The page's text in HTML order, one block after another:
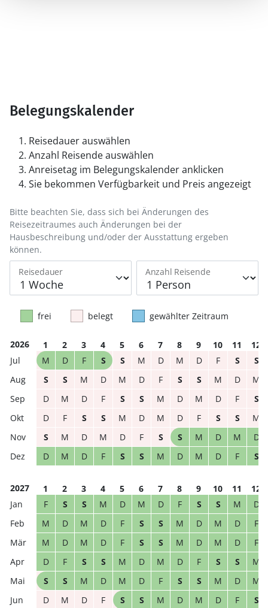
Belegungskalender
Reisedauer auswählen
Anzahl Reisende auswählen
Anreisetag im Belegungskalender anklicken
Sie bekommen Verfügbarkeit und Preis angezeigt
Reisedauer Anzahl Reisende
Bitte beachten Sie, dass sich bei Änderungen des
Reisezeitraumes auch Änderungen bei der
Hausbeschreibung und/oder der Ausstattung ergeben
können.
frei belegt gewählter Zeitraum
2026 1 2 3 4 5 6 7 8 9 10 11
12
M
D F S S M D M D F S
S
S
S M D M D F S S M D
M
D
M D F S S M D M D F
S
D
F S S M D M D F S S
M
S
M D M D F S S M D M
D
D
M D F S S M D M D F S
2027 1 2 3 4 5 6 7 8 9 10 11
12
F
S S M D M D F S S M
D
M
D M D F S S M D M D
F
M
D M D F S S M D M D
F
D
F S S M D M D F S S
M
S
S M D M D F S S M D
M
D
M D F S S M D M D F S